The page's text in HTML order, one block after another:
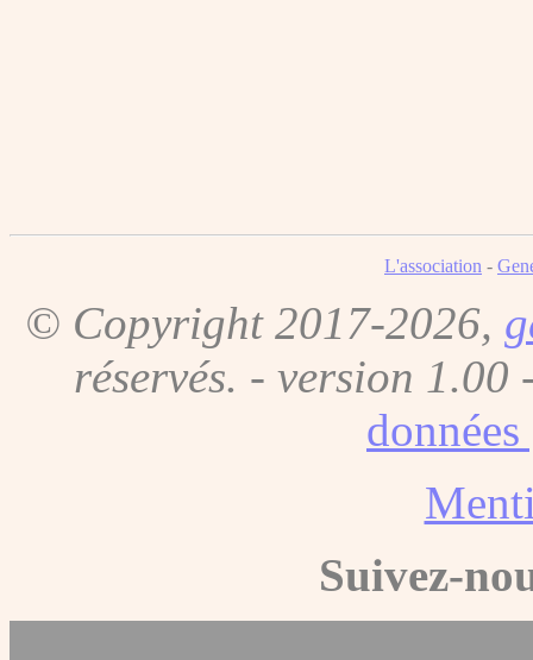
L'association -
© Copyright 2017-2026,
réservés. - version 1.00
Suivez-